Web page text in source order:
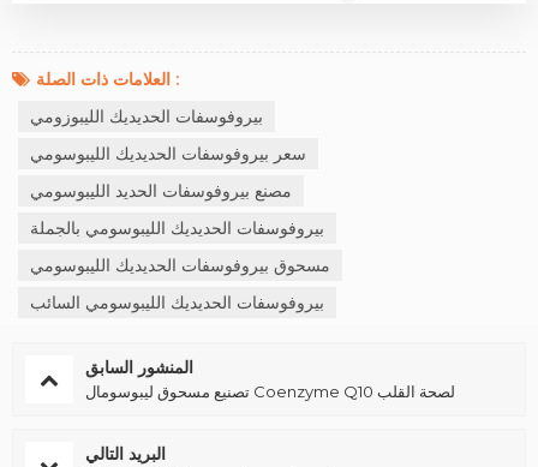
العلامات ذات الصلة :
بيروفوسفات الحديديك الليبوزومي
سعر بيروفوسفات الحديديك الليبوسومي
مصنع بيروفوسفات الحديد الليبوسومي
بيروفوسفات الحديديك الليبوسومي بالجملة
مسحوق بيروفوسفات الحديديك الليبوسومي
بيروفوسفات الحديديك الليبوسومي السائب
المنشور السابق
تصنيع مسحوق ليبوسومال Coenzyme Q10 لصحة القلب
البريد التالي